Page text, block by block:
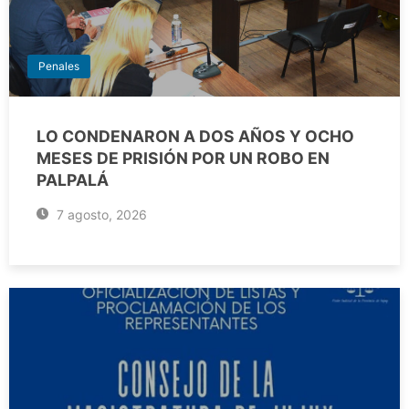
Penales
LO CONDENARON A DOS AÑOS Y OCHO
MESES DE PRISIÓN POR UN ROBO EN
PALPALÁ
7 agosto, 2026